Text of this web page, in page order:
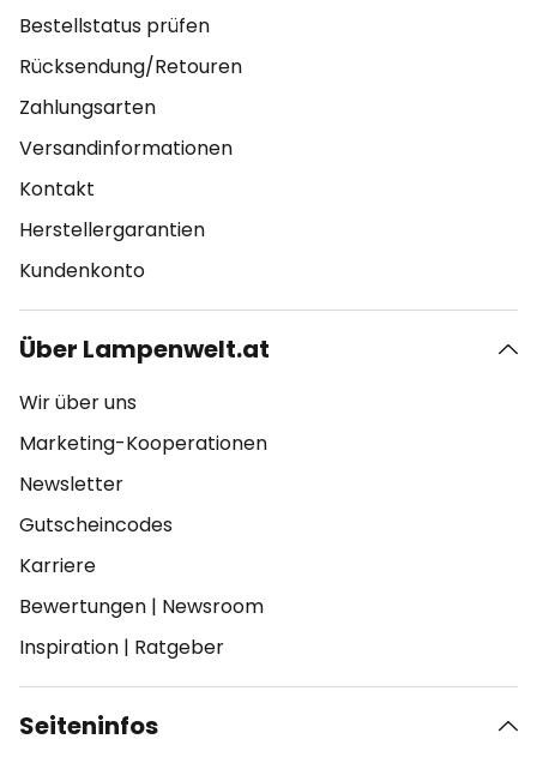
Bestellstatus prüfen
Rücksendung/Retouren
Zahlungsarten
Versandinformationen
Kontakt
Herstellergarantien
Kundenkonto
Über Lampenwelt.at
Wir über uns
Marketing-Kooperationen
Newsletter
Gutscheincodes
Karriere
Bewertungen | Newsroom
Inspiration | Ratgeber
Seiteninfos